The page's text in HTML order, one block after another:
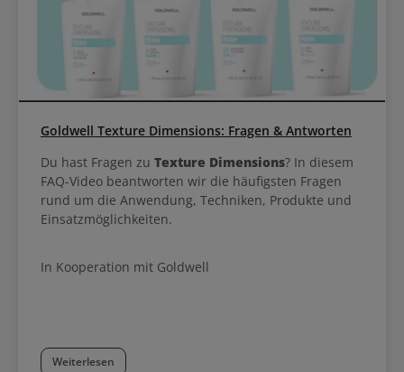
Goldwell Texture Dimensions: Fragen & Antworten
Du hast Fragen zu Texture Dimensions? In diesem
FAQ-Video beantworten wir die häufigsten Fragen
rund um die Anwendung, Techniken, Produkte und
Einsatzmöglichkeiten.
In Kooperation mit Goldwell
Weiterlesen